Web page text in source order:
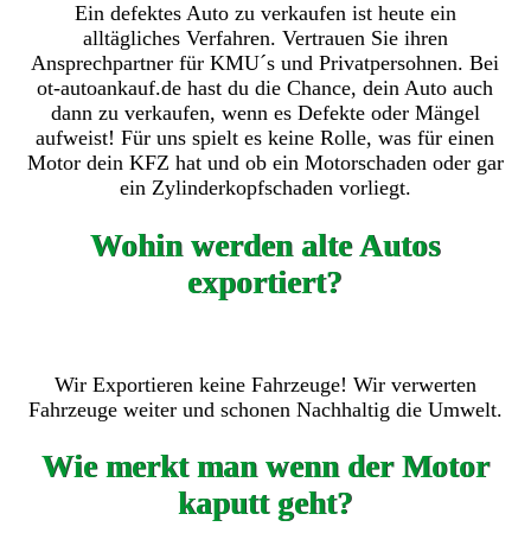
Ein defektes Auto zu verkaufen ist heute ein
alltägliches Verfahren. Vertrauen Sie ihren
Ansprechpartner für KMU´s und Privatpersohnen. Bei
ot-autoankauf.de hast du die Chance, dein Auto auch
dann zu verkaufen, wenn es Defekte oder Mängel
aufweist! Für uns spielt es keine Rolle, was für einen
Motor dein KFZ hat und ob ein Motorschaden oder gar
ein Zylinderkopfschaden vorliegt.
Wohin werden alte Autos
exportiert?
Wir Exportieren keine Fahrzeuge! Wir verwerten
Fahrzeuge weiter und schonen Nachhaltig die Umwelt.
Wie merkt man wenn der Motor
kaputt geht?